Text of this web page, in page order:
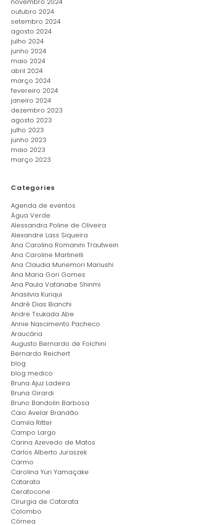
outubro 2024
setembro 2024
agosto 2024
julho 2024
junho 2024
maio 2024
abril 2024
março 2024
fevereiro 2024
janeiro 2024
dezembro 2023
agosto 2023
julho 2023
junho 2023
maio 2023
março 2023
Categories
Agenda de eventos
Água Verde
Alessandra Poline de Oliveira
Alexandre Lass Siqueira
Ana Carolina Romanini Trautwein
Ana Caroline Martinelli
Ana Claudia Munemori Mariushi
Ana Maria Gori Gomes
Ana Paula Vatanabe Shinmi
Anasilvia Kuriqui
André Dias Bianchi
Andre Tsukada Abe
Annie Nascimento Pacheco
Araucária
Augusto Bernardo de Folchini
Bernardo Reichert
blog
blog medico
Bruna Ajuz Ladeira
Bruna Girardi
Bruno Bandolin Barbosa
Caio Avelar Brandão
Camila Ritter
Campo Largo
Carina Azevedo de Matos
Carlos Alberto Juraszek
Carmo
Carolina Yuri Yamaçake
Catarata
Ceratocone
Cirurgia de Catarata
Colombo
Córnea